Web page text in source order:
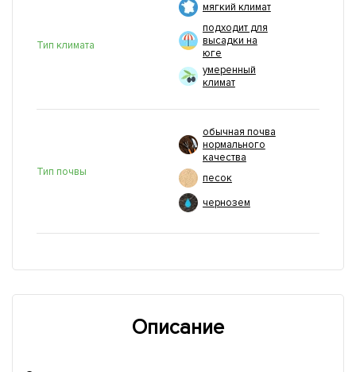
Тип климата
мягкий климат
подходит для
высадки на
юге
умеренный
климат
Тип почвы
обычная почва
нормального
качества
песок
чернозем
Описание